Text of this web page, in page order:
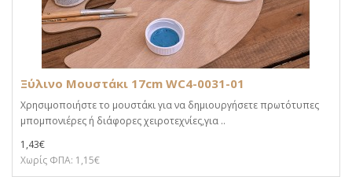
Ξύλινο Μουστάκι 17cm WC4-0031-01
Χρησιμοποιήστε το μουστάκι για να δημιουργήσετε πρωτότυπες
μπομπονιέρες ή διάφορες χειροτεχνίες,για ..
1,43€
Χωρίς ΦΠΑ: 1,15€